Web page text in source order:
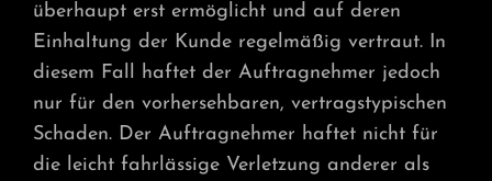
überhaupt erst ermöglicht und auf deren
Einhaltung der Kunde regelmäßig vertraut. In
diesem Fall haftet der Auftragnehmer jedoch
nur für den vorhersehbaren, vertragstypischen
Schaden. Der Auftragnehmer haftet nicht für
die leicht fahrlässige Verletzung anderer als